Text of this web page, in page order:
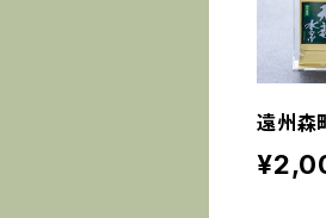
遠州森